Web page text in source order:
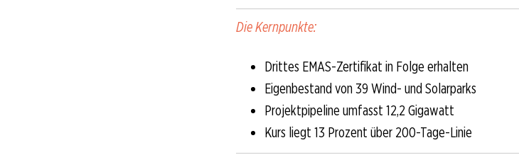
Die Kernpunkte:
Drittes EMAS-Zertifikat in Folge erhalten
Eigenbestand von 39 Wind- und Solarparks
Projektpipeline umfasst 12,2 Gigawatt
Kurs liegt 13 Prozent über 200-Tage-Linie